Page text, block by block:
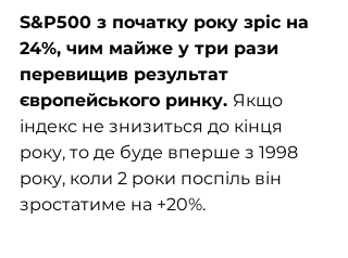
S&P500 з початку року зріс на
24%, чим майже у три рази
перевищив результат
європейського ринку. Якщо
індекс не знизиться до кінця
року, то де буде вперше з 1998
року, коли 2 роки поспіль він
зростатиме на +20%.